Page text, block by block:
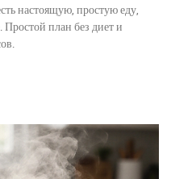
настоящую, простую еду,
Простой план без диет и